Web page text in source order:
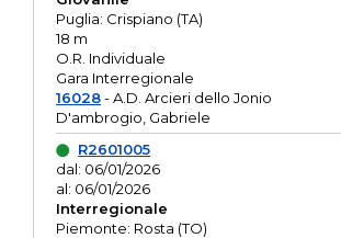
Puglia: Crispiano (TA)
18 m
O.R. Individuale
Gara Interregionale
16028- A.D. Arcieri dello Jonio
D'ambrogio, Gabriele
R2601005
dal: 06/01/2026
al: 06/01/2026
Interregionale
Piemonte: Rosta (TO)